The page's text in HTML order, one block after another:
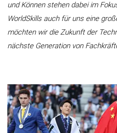
und Können stehen dabei im
WorldSkills auch für uns eine
möchten wir die Zukunft der
nächste Generation von